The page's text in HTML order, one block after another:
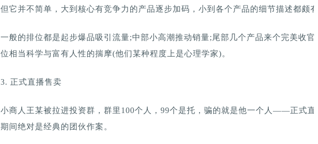
但它并不简单，大到核心有竞争力的产品逐步加码，小到各个产品的细节描述都颇
一般的排位都是起步爆品吸引流量;中部小高潮推动销量;尾部几个产品来个完美收官
位相当科学与富有人性的揣摩(他们某种程度上是心理学家)。
3. 正式直播售卖
小商人王某被拉进投资群，群里100个人，99个是托，骗的就是他一个人——正式直
期间绝对是经典的团伙作案。